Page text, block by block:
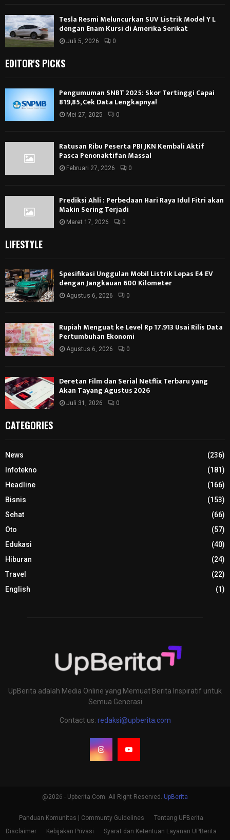
Tesla Resmi Meluncurkan SUV Listrik Model Y L
dengan Enam Kursi di Amerika Serikat
Juli 5, 2026 0
EDITOR'S PICKS
Pengumuman SNBT 2025: Skor Tertinggi Capai
819,85, Cek Data Lengkapnya!
Mei 27, 2025 0
Ratusan Ribu Peserta PBI JKN Kembali Aktif
Pasca Penonaktifan Massal
Februari 27, 2026 0
Prediksi Ahli : Perbedaan Hari Raya Idul Fitri akan
Makin Sering Terjadi
Maret 17, 2026 0
LIFESTYLE
Spesifikasi Unggulan Mobil Listrik Lepas E4 EV
dengan Jangkauan 600 Kilometer
Agustus 6, 2026 0
Rupiah Menguat ke Level Rp 17.913 Usai Rilis Data
Pertumbuhan Ekonomi
Agustus 6, 2026 0
Deretan Film dan Serial Netflix Terbaru yang
Akan Tayang Agustus 2026
Juli 31, 2026 0
CATEGORIES
News
(236)
Infotekno
(181)
Headline
(166)
Bisnis
(153)
Sehat
(66)
Oto
(57)
Edukasi
(40)
Hiburan
(24)
Travel
(22)
English
(1)
UpBerita adalah Media Online yang Memuat Berita Inspiratif untuk
Semua Generasi
Contact us: redaksi@upberita.com
@2026 - Upberita.Com. All Right Reserved. UpBerita
Panduan Komunitas | Communty Guidelines
Tentang UPBerita
Disclaimer
Kebijakan Privasi Syarat dan Ketentuan Layanan UPBerita